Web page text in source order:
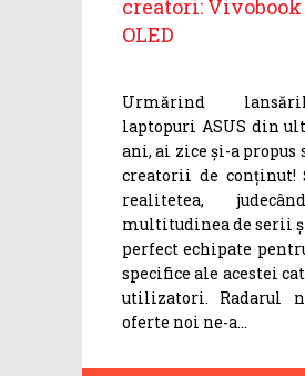
creatori: Vivobook
OLED
Urmărind
laptopuri ASUS din
ani, ai zice și-a propus
creatorii de conținut!
realitetea,
multitudinea de serii
perfect echipate
specifice ale acestei
utilizatori. Radarul
oferte noi ne-a